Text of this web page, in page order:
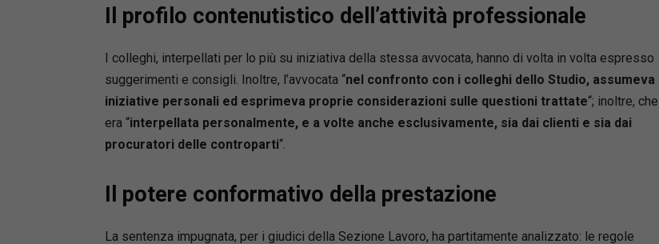
Università di Padova;
Laura Calafà
Matteo Corti
Università Cattolica di Milano;
Ombretta Dessì
Università di Cagliari;
Francesca Malzani
Università di Brescia;
Università di Genova;
Il profilo contenutistico dell’attività professionale
I colleghi, interpellati per lo più su iniziativa della stessa avvocata, hanno di volta in volta espresso
suggerimenti e consigli. Inoltre, l’avvocata “nel confronto con i colleghi dello Studio, assumeva
iniziative personali ed esprimeva proprie considerazioni sulle questioni trattate“; inoltre, che
era “interpellata personalmente, e a volte anche esclusivamente, sia dai clienti e sia dai
procuratori delle controparti“.
Il potere conformativo della prestazione
La sentenza impugnata, per i giudici della Sezione Lavoro, ha partitamente analizzato: le regole